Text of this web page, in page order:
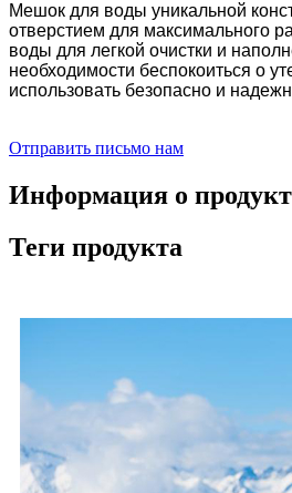
Мешок для воды уникальной
отверстием для максимального
воды для легкой очистки и
необходимости беспокоиться о
использовать безопасно и
Отправить письмо нам
Информация о
Теги продукта